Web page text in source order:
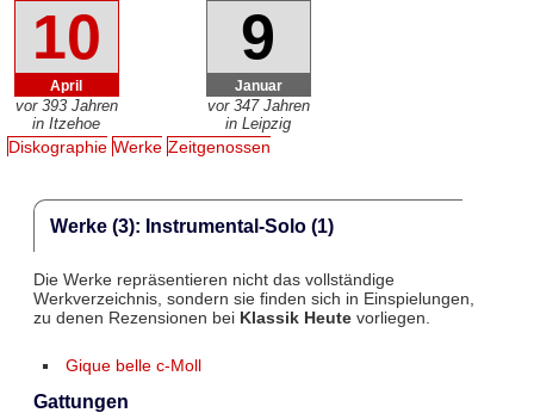
10
April
vor 393 Jahren
in Itzehoe
9
Januar
vor 347 Jahren
in Leipzig
Diskographie Werke Zeitgenossen
Werke (3): Instrumental-Solo (1)
Die Werke repräsentieren nicht das vollständige
Werkverzeichnis, sondern sie finden sich in Einspielungen,
zu denen Rezensionen bei Klassik Heutevorliegen.
Gique belle c-Moll
Gattungen